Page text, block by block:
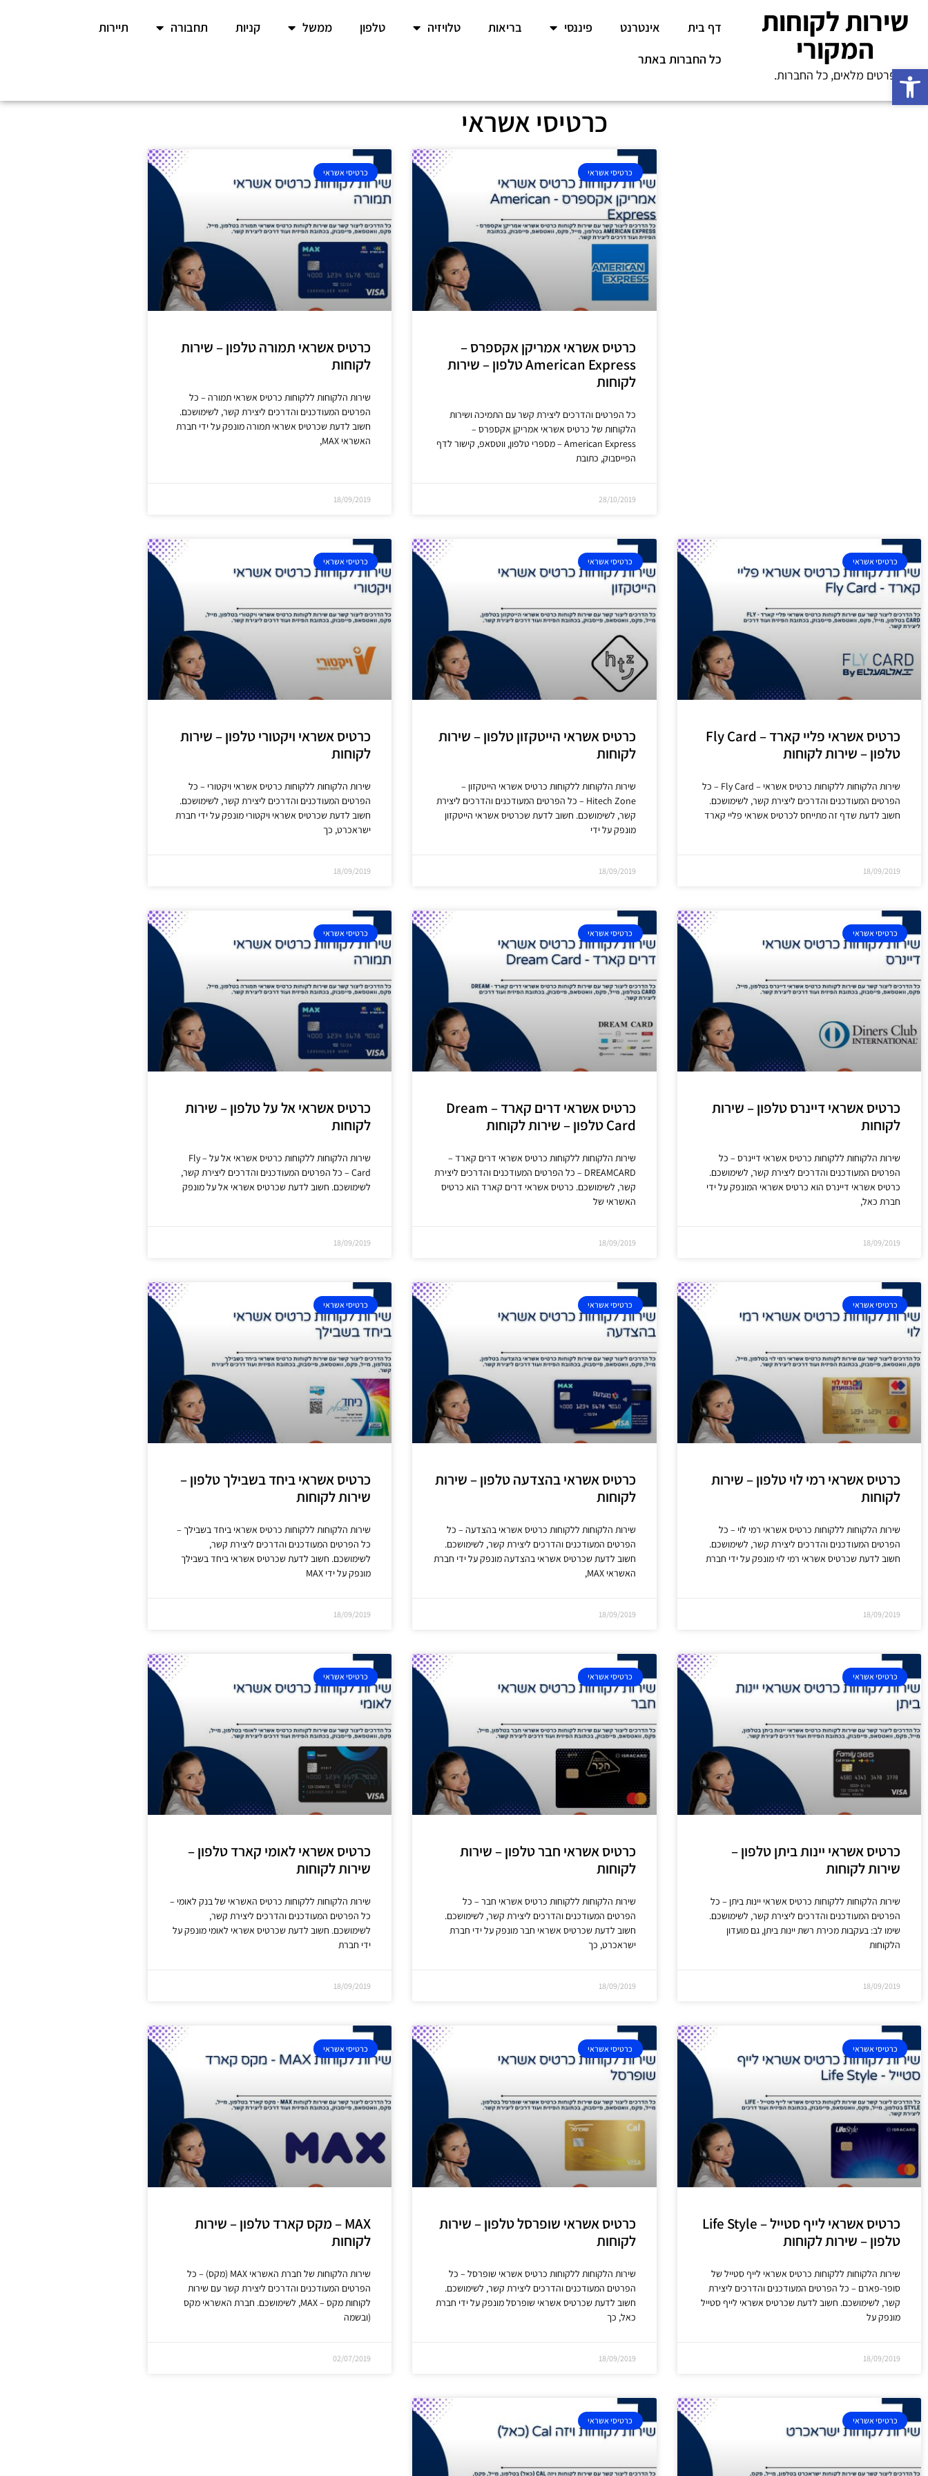
פתח סרגל נגישות
שירות לקוחות
המקורי
פרטים מלאים, כל החברות.
דף בית אינטרנט פיננסי בריאות טלויזיה טלפון ממשל קניות תחבורה
תיירות
כל החברות באתר
כרטיסי אשראי
כרטיסי אשראי
כרטיס אשראי אמריקן אקספרס –
American Express טלפון – שירות
לקוחות
כל הפרטים והדרכים ליצירת קשר עם התמיכה ושירות
הלקוחות של כרטיס אשראי אמריקן אקספרס –
American Express – מספרי טלפון, ווטסאפ, קישור לדף
הפייסבוק, כתובת
28/10/2019
כרטיסי אשראי
כרטיס אשראי תמורה טלפון – שירות
לקוחות
שירות הלקוחות ללקוחות כרטיס אשראי תמורה – כל
הפרטים המעודכנים והדרכים ליצירת קשר, לשימושכם.
חשוב לדעת שכרטיס אשראי תמורה מונפק על ידי חברת
האשראי MAX,
18/09/2019
כרטיסי אשראי
כרטיס אשראי פליי קארד – Fly Card
טלפון – שירות לקוחות
שירות הלקוחות ללקוחות כרטיס אשראי – Fly Card – כל
הפרטים המעודכנים והדרכים ליצירת קשר, לשימושכם.
חשוב לדעת שדף זה מתייחס לכרטיס אשראי פליי קארד
18/09/2019
כרטיסי אשראי
כרטיס אשראי הייטקזון טלפון – שירות
לקוחות
שירות הלקוחות ללקוחות כרטיס אשראי הייטקזון –
Hitech Zone – כל הפרטים המעודכנים והדרכים ליצירת
קשר, לשימושכם. חשוב לדעת שכרטיס אשראי הייטקזון
מונפק על ידי
18/09/2019
כרטיסי אשראי
כרטיס אשראי ויקטורי טלפון – שירות
לקוחות
שירות הלקוחות ללקוחות כרטיס אשראי ויקטורי – כל
הפרטים המעודכנים והדרכים ליצירת קשר, לשימושכם.
חשוב לדעת שכרטיס אשראי ויקטורי מונפק על ידי חברת
ישראכרט, כך
18/09/2019
כרטיסי אשראי
כרטיס אשראי דיינרס טלפון – שירות
לקוחות
שירות הלקוחות ללקוחות כרטיס אשראי דיינרס – כל
הפרטים המעודכנים והדרכים ליצירת קשר, לשימושכם.
כרטיס אשראי דיינרס הוא כרטיס אשראי המונפק על ידי
חברת כאל,
18/09/2019
כרטיסי אשראי
כרטיס אשראי דרים קארד – Dream
Card טלפון – שירות לקוחות
שירות הלקוחות ללקוחות כרטיס אשראי דרים קארד –
DREAMCARD – כל הפרטים המעודכנים והדרכים ליצירת
קשר, לשימושכם. כרטיס אשראי דרים קארד הוא כרטיס
האשראי של
18/09/2019
כרטיסי אשראי
כרטיס אשראי אל על טלפון – שירות
לקוחות
שירות הלקוחות ללקוחות כרטיס אשראי אל על – Fly
Card – כל הפרטים המעודכנים והדרכים ליצירת קשר,
לשימושכם. חשוב לדעת שכרטיס אשראי אל על מונפק
18/09/2019
כרטיסי אשראי
כרטיס אשראי רמי לוי טלפון – שירות
לקוחות
שירות הלקוחות ללקוחות כרטיס אשראי רמי לוי – כל
הפרטים המעודכנים והדרכים ליצירת קשר, לשימושכם.
חשוב לדעת שכרטיס אשראי רמי לוי מונפק על ידי חברת
18/09/2019
כרטיסי אשראי
כרטיס אשראי בהצדעה טלפון – שירות
לקוחות
שירות הלקוחות ללקוחות כרטיס אשראי בהצדעה – כל
הפרטים המעודכנים והדרכים ליצירת קשר, לשימושכם.
חשוב לדעת שכרטיס אשראי בהצדעה מונפק על ידי חברת
האשראי MAX,
18/09/2019
כרטיסי אשראי
כרטיס אשראי ביחד בשבילך טלפון –
שירות לקוחות
שירות הלקוחות ללקוחות כרטיס אשראי ביחד בשבילך –
כל הפרטים המעודכנים והדרכים ליצירת קשר,
לשימושכם. חשוב לדעת שכרטיס אשראי ביחד בשבילך
מונפק על ידי MAX
18/09/2019
כרטיסי אשראי
כרטיס אשראי יינות ביתן טלפון –
שירות לקוחות
שירות הלקוחות ללקוחות כרטיס אשראי יינות ביתן – כל
הפרטים המעודכנים והדרכים ליצירת קשר, לשימושכם.
שימו לב: בעקבות מכירת רשת יינות ביתן, גם מועדון
הלקוחות
18/09/2019
כרטיסי אשראי
כרטיס אשראי חבר טלפון – שירות
לקוחות
שירות הלקוחות ללקוחות כרטיס אשראי חבר – כל
הפרטים המעודכנים והדרכים ליצירת קשר, לשימושכם.
חשוב לדעת שכרטיס אשראי חבר מונפק על ידי חברת
ישראכרט, כך
18/09/2019
כרטיסי אשראי
כרטיס אשראי לאומי קארד טלפון –
שירות לקוחות
שירות הלקוחות ללקוחות כרטיס האשראי של בנק לאומי –
כל הפרטים המעודכנים והדרכים ליצירת קשר,
לשימושכם. חשוב לדעת שכרטיס אשראי לאומי מונפק על
ידי חברת
18/09/2019
כרטיסי אשראי
כרטיס אשראי לייף סטייל – Life Style
טלפון – שירות לקוחות
שירות הלקוחות ללקוחות כרטיס אשראי לייף סטייל של
סופר-פארם – כל הפרטים המעודכנים והדרכים ליצירת
קשר, לשימושכם. חשוב לדעת שכרטיס אשראי לייף סטייל
מונפק על
18/09/2019
כרטיסי אשראי
כרטיס אשראי שופרסל טלפון – שירות
לקוחות
שירות הלקוחות ללקוחות כרטיס אשראי שופרסל – כל
הפרטים המעודכנים והדרכים ליצירת קשר, לשימושכם.
חשוב לדעת שכרטיס אשראי שופרסל מונפק על ידי חברת
כאל, כך
18/09/2019
כרטיסי אשראי
MAX – מקס קארד טלפון – שירות
לקוחות
שירות הלקוחות של חברת האשראי MAX (מקס) – כל
הפרטים המעודכנים והדרכים ליצירת קשר עם שירות
לקוחות מקס – MAX, לשימושכם. חברת האשראי מקס
(ובשמה
02/07/2019
כרטיסי אשראי כרטיסי אשראי